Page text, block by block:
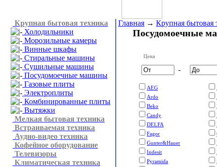
Крупная бытовая техника
Холодильники
Морозильные камеры
Винные шкафы
Стиральные машины
Сушильные машины
Посудомоечные машины
Газовые плиты
Электроплиты
Комбинированные плиты
Вытяжки
Мелкая бытовая техника
Встраиваемая техника
Аудио-видео техника
Кофейное оборудование
Телевизоры
Климатическая техника
Главная → Крупная бытовая
Посудомоечные
Цена
-
AEG
Ardo
Beko
Candy
DELFA
Fagor
Gunter&Hauer
Indesit
Pyramida